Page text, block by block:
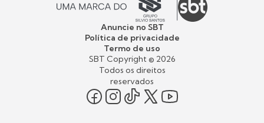
Anuncie no SBT
Política de privacidade
Termo de uso
SBT Copyright © 2026
Todos os direitos
reservados